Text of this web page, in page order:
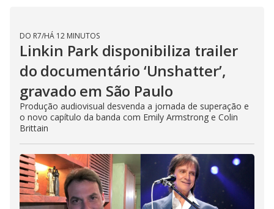
DO R7/HÁ 12 MINUTOS
Linkin Park disponibiliza trailer
do documentário ‘Unshatter’,
gravado em São Paulo
Produção audiovisual desvenda a jornada de superação e
o novo capítulo da banda com Emily Armstrong e Colin
Brittain